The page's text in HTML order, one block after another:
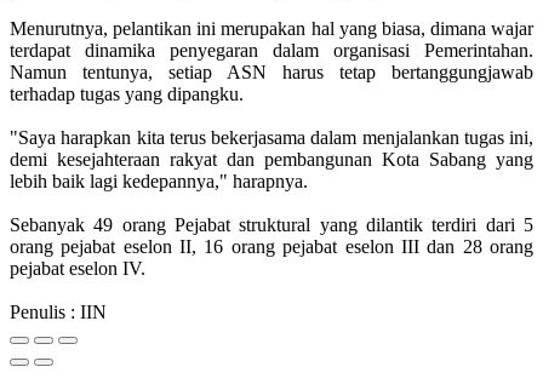
Menurutnya, pelantikan ini merupakan hal yang biasa, dimana wajar
terdapat dinamika penyegaran dalam organisasi Pemerintahan.
Namun tentunya, setiap ASN harus tetap bertanggungjawab
terhadap tugas yang dipangku.
"Saya harapkan kita terus bekerjasama dalam menjalankan tugas ini,
demi kesejahteraan rakyat dan pembangunan Kota Sabang yang
lebih baik lagi kedepannya," harapnya.
Sebanyak 49 orang Pejabat struktural yang dilantik terdiri dari 5
orang pejabat eselon II, 16 orang pejabat eselon III dan 28 orang
pejabat eselon IV.
Penulis : IIN